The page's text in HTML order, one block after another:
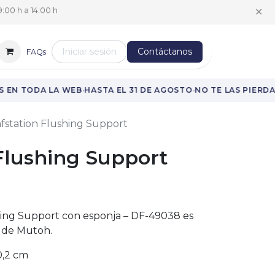
h a 14:00 h ✕
FAQs Iniciar sesión Contáctanos
TODA LA WEB·HASTA EL 31 DE AGOSTO·NO TE LAS PIERDAS
Flushing Support
Support
Support con esponja – DF-49038 es
de Mutoh.
cm